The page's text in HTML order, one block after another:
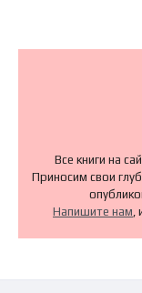
Все книги на
Приносим свои
Напишите нам